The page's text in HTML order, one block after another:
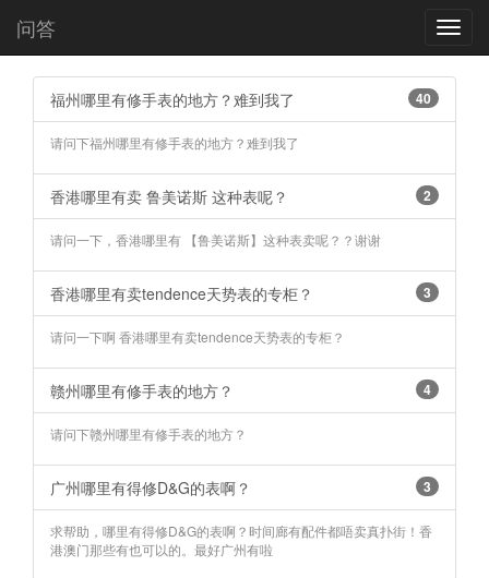
问答
福州哪里有修手表的地方？难到我了 40
请问下福州哪里有修手表的地方？难到我了
香港哪里有卖 鲁美诺斯 这种表呢？ 2
请问一下，香港哪里有 【鲁美诺斯】这种表卖呢？？谢谢
香港哪里有卖tendence天势表的专柜？ 3
请问一下啊 香港哪里有卖tendence天势表的专柜？
赣州哪里有修手表的地方？ 4
请问下赣州哪里有修手表的地方？
广州哪里有得修D&G的表啊？ 3
求帮助，哪里有得修D&G的表啊？时间廊有配件都唔卖真扑街！香
港澳门那些有也可以的。最好广州有啦